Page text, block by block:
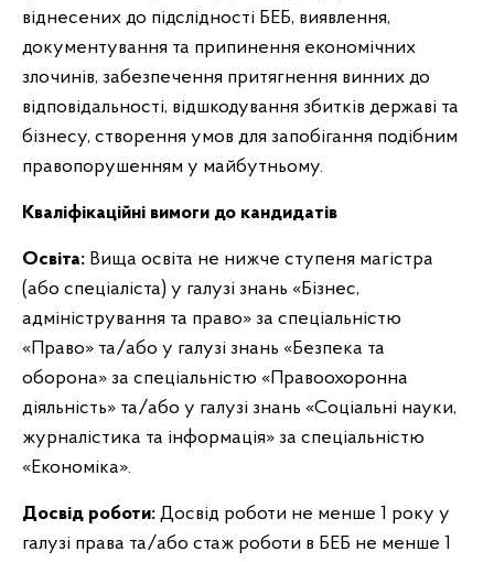
віднесених до підслідності БЕБ, виявлення,
документування та припинення економічних
злочинів, забезпечення притягнення винних до
відповідальності, відшкодування збитків державі та
бізнесу, створення умов для запобігання подібним
правопорушенням у майбутньому.
Кваліфікаційні вимоги до кандидатів
Освіта: Вища освіта не нижче ступеня магістра
(або спеціаліста) у галузі знань «Бізнес,
адміністрування та право» за спеціальністю
«Право» та/або у галузі знань «Безпека та
оборона» за спеціальністю «Правоохоронна
діяльність» та/або у галузі знань «Соціальні науки,
журналістика та інформація» за спеціальністю
«Економіка».
Досвід роботи: Досвід роботи не менше 1 року у
галузі права та/або стаж роботи в БЕБ не менше 1